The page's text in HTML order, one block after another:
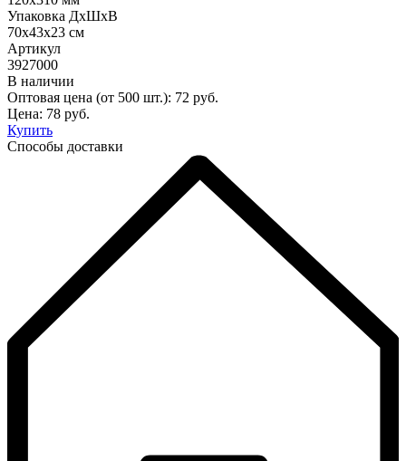
Упаковка ДхШхВ
70x43x23 см
Артикул
3927000
В наличии
Оптовая цена (от 500 шт.): 72 руб.
Цена: 78 руб.
Купить
Способы доставки